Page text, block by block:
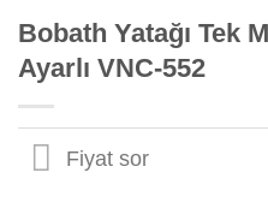
Bobath Yatağı Tek
Ayarlı VNC-552
Fiyat sor